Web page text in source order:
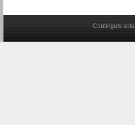
Continguts sota